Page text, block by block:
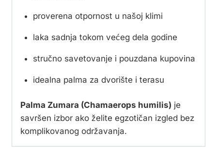
proverena otpornost u našoj klimi
laka sadnja tokom većeg dela godine
stručno savetovanje i pouzdana kupovina
idealna palma za dvorište i terasu
Palma Zumara (Chamaerops humilis) je
savršen izbor ako želite egzotičan izgled bez
komplikovanog održavanja.